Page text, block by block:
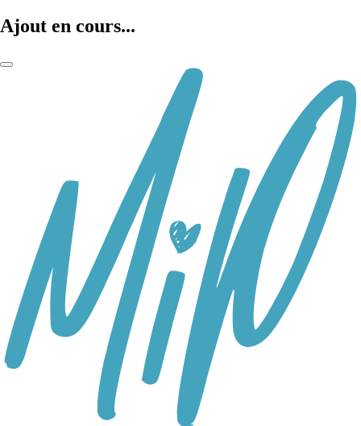
Ajout en cours...